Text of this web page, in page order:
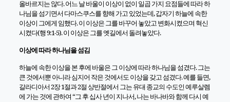
올바르지는 않다. 어느 날 바울이 이상이 없이 일곱 가지 요점들에 따라 하
나님을 섬기면서 다마스쿠스를 향해 가고 있었는데, 갑자기 하늘에 속한
이상이 그에게 임했다. 이 이상은 그를 바꾸어 놓았고 변화시켰으며 혁신
시켰다(행 9:1-5). 이 이상은 그를 옛길에서 돌려놓았다.
이상에 따라 하나님을 섬김
하늘에 속한 이상을 본 후에 바울은 그 이상에 따라 하나님을 섬겼다. 그는
큰 것에서뿐 아니라 심지어 작은 것에서도 이상을 갖고 섬겼다. 예를 들면,
갈라디아서 2장 1절과 2절 상반절에서 그는 유대 종교의 수도인 예루살렘
에 가는 것에 관하여 “그 후 십사 년이 지나서, 나는 바나바와 함께 다시 예